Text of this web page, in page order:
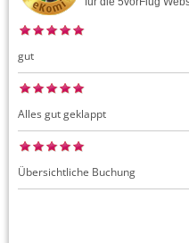
gut
Alles gut geklappt
Übersichtliche Buchung